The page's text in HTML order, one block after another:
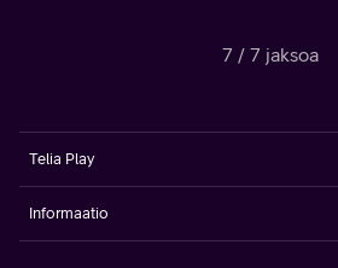
7 / 7 jaksoa
Telia Play
Informaatio